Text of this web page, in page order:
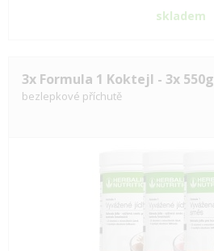
skladem
3x Formula 1 Koktejl - 3x 550g
bezlepkové příchutě